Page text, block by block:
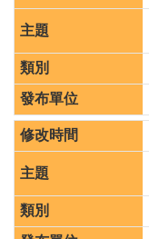
人
事
聘
學
校
專
機
關
通